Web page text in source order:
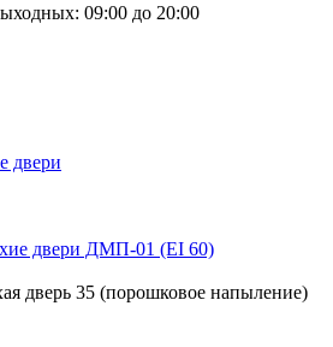
09:00 до 20:00
двери
двери ДМП-01 (EI 60)
дверь 35 (порошковое напыление)